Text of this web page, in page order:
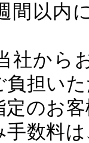
間以
社か
負担い
定のお
手数料